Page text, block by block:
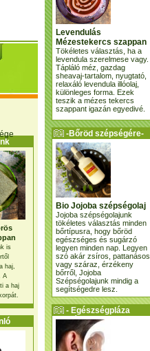
is
haj,
A
a haj
Levendulás
Mézestekercs szappan
Tökéletes választás, ha a
levendula szerelmese vagy.
Tápláló méz, gazdag
sheavaj-tartalom, nyugtató,
relaxáló levendula illóolaj,
különleges forma. Ezek
teszik a mézes tekercs
szappant igazán egyedivé.
-Bőröd szépségére-
Bio Jojoba szépségolaj
Jojoba szépségolajunk
tökéletes választás minden
bőrtípusra, hogy bőröd
egészséges és sugárzó
legyen minden nap. Legyen
szó akár zsíros, pattanásos
vagy száraz, érzékeny
bőrről, Jojoba
Szépségolajunk mindig a
segítségedre lesz.
- Egészségpláza
ajánlatunk -